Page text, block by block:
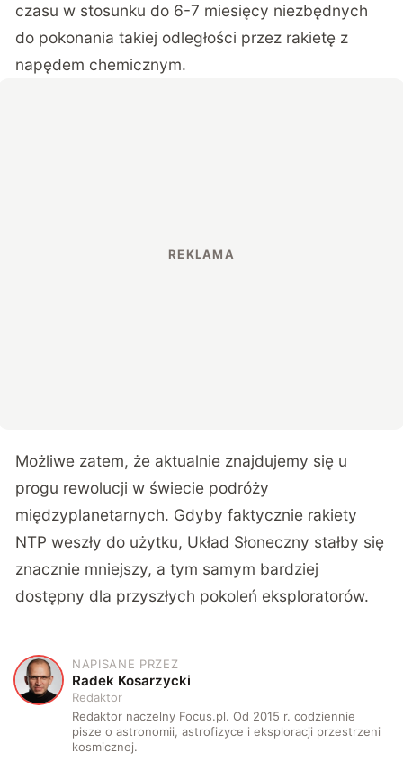
czasu w stosunku do 6-7 miesięcy niezbędnych
do pokonania takiej odległości przez rakietę z
napędem chemicznym.
Możliwe zatem, że aktualnie znajdujemy się u
progu rewolucji w świecie podróży
międzyplanetarnych. Gdyby faktycznie rakiety
NTP weszły do użytku, Układ Słoneczny stałby się
znacznie mniejszy, a tym samym bardziej
dostępny dla przyszłych pokoleń eksploratorów.
R
NAPISANE PRZEZ
Radek Kosarzycki
Redaktor
Redaktor naczelny Focus.pl. Od 2015 r. codziennie
pisze o astronomii, astrofizyce i eksploracji przestrzeni
kosmicznej.